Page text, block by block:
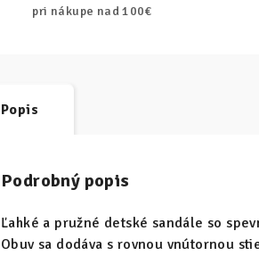
pri nákupe nad 100€
Popis
Podrobný popis
Ľahké a pružné detské sandále so
Obuv sa dodáva s rovnou vnútornou